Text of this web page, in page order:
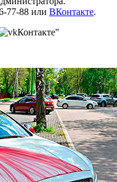
77-88 или ВКонтакте.
Контакте"